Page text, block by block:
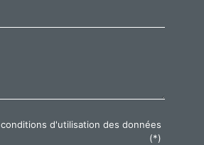
d'utilisation des données
(*)